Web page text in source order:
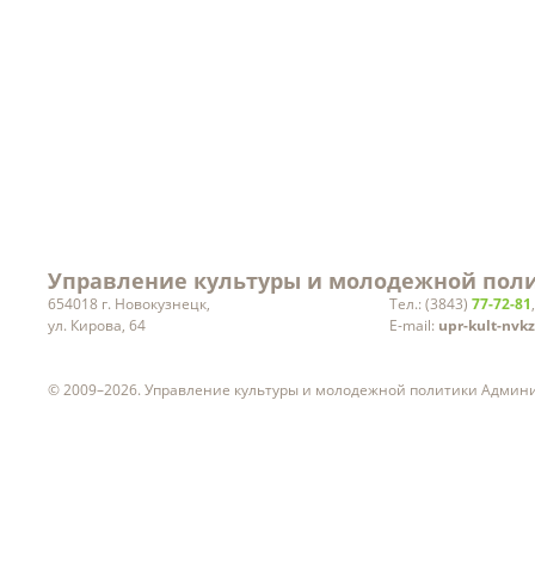
Управление культуры и молодежной
654018 г. Новокузнецк,
ул. Кирова, 64
Тел.: (3843) 77-72-81
E-mail: upr-kult-
© 2009–2026. Управление культуры и молодежной политики